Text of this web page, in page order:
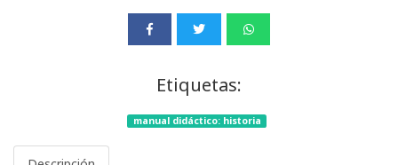
Etiquetas:
manual didáctico: historia